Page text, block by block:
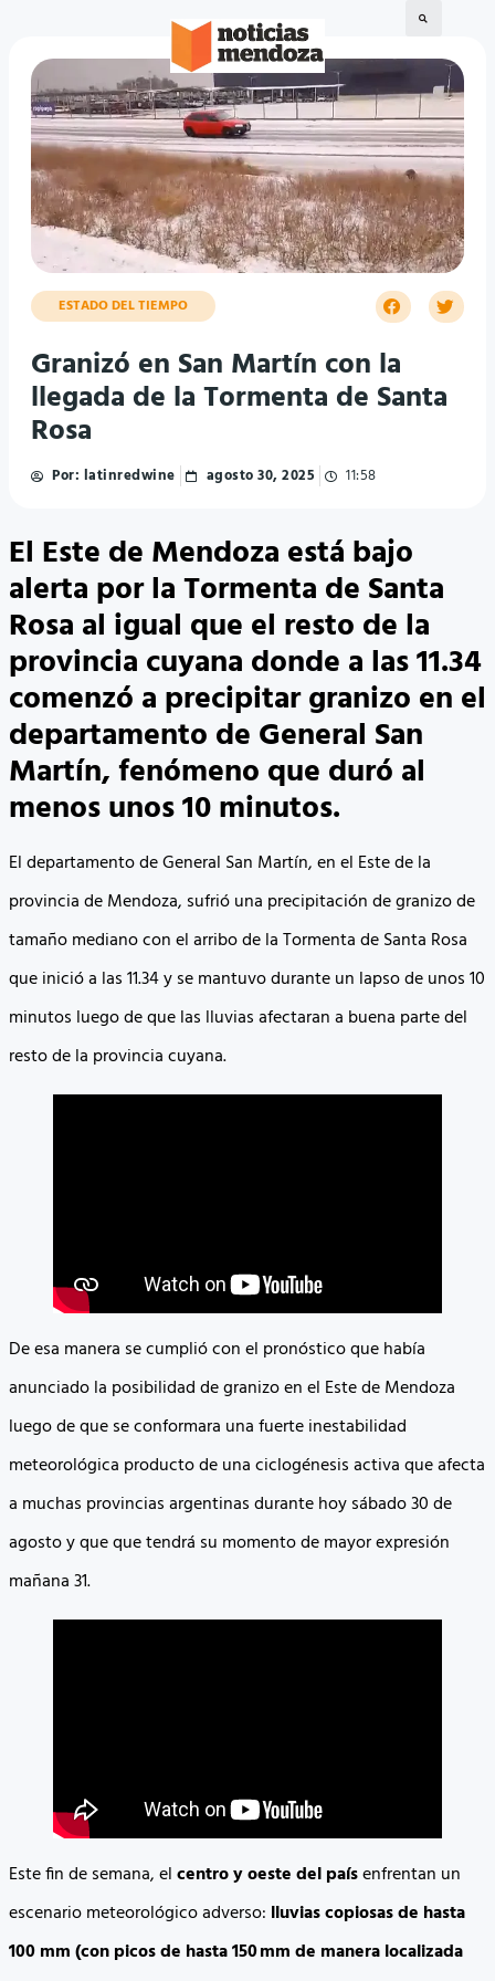
ESTADO DEL TIEMPO
Granizó en San Martín con la
llegada de la Tormenta de Santa
Rosa
Por: latinredwine agosto 30, 2025 11:58
El Este de Mendoza está bajo
alerta por la Tormenta de Santa
Rosa al igual que el resto de la
provincia cuyana donde a las 11.34
comenzó a precipitar granizo en el
departamento de General San
Martín, fenómeno que duró al
menos unos 10 minutos.
El departamento de General San Martín, en el Este de la
provincia de Mendoza, sufrió una precipitación de granizo de
tamaño mediano con el arribo de la Tormenta de Santa Rosa
que inició a las 11.34 y se mantuvo durante un lapso de unos 10
minutos luego de que las lluvias afectaran a buena parte del
resto de la provincia cuyana.
De esa manera se cumplió con el pronóstico que había
anunciado la posibilidad de granizo en el Este de Mendoza
luego de que se conformara una fuerte inestabilidad
meteorológica producto de una ciclogénesis activa que afecta
a muchas provincias argentinas durante hoy sábado 30 de
agosto y que que tendrá su momento de mayor expresión
mañana 31.
Este fin de semana, elcentro y oeste del paísenfrentan un
escenario meteorológico adverso: lluvias copiosas de hasta
100 mm (con picos de hasta 150 mm de manera localizada